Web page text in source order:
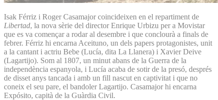
Isak Férriz i Roger Casamajor coincideixen en el repartiment de
Libertad, la nova sèrie del director Enrique Urbizu per a Movistar
que es va començar a rodar al desembre i que conclourà a finals de
febrer. Férriz hi encarna Aceituno, un dels papers protagonistes, unit
a la cantant i actriu Bebe (Lucía, dita La Llanera) i Xavier Deive
(Lagartijo). Som al 1807, un minut abans de la Guerra de la
independència espanyola, i Lucía acaba de sotir de la presó, després
de disset anys tancada i amb un fill nascut en captivitat i que no
coneix el seu pare, el bandoler Lagartijo. Casamajor hi encarna
Expósito, capità de la Guàrdia Civil.